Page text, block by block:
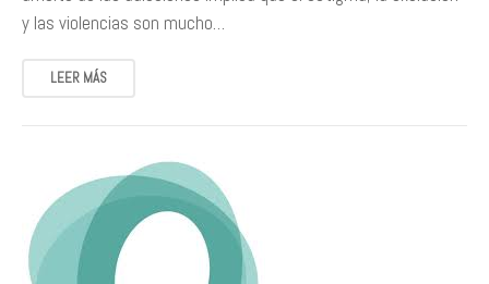
y las violencias son mucho…
LEER MÁS